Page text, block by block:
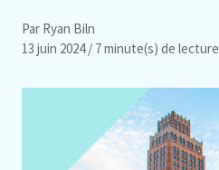
Par Ryan Biln
13 juin 2024/ 7 minute(s) de lecture